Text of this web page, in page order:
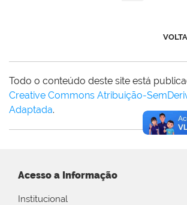
Todo o conteúdo deste site está
Creative Commons Atribuição-
Adaptada.
Acesso a Informação
Institucional